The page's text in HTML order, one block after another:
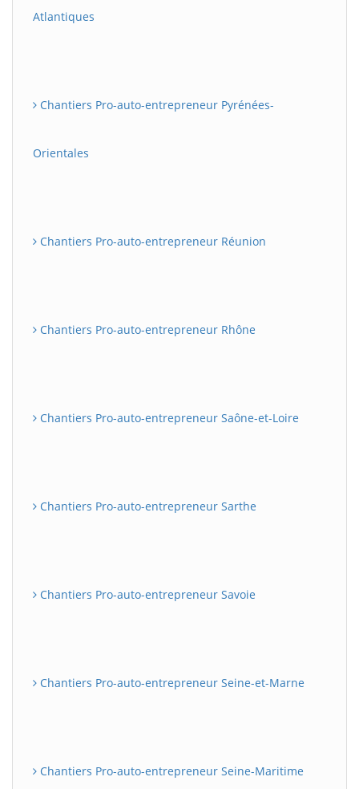
Atlantiques
Chantiers Pro-auto-entrepreneur Pyrénées-
Orientales
Chantiers Pro-auto-entrepreneur Réunion
Chantiers Pro-auto-entrepreneur Rhône
Chantiers Pro-auto-entrepreneur Saône-et-Loire
Chantiers Pro-auto-entrepreneur Sarthe
Chantiers Pro-auto-entrepreneur Savoie
Chantiers Pro-auto-entrepreneur Seine-et-Marne
Chantiers Pro-auto-entrepreneur Seine-Maritime